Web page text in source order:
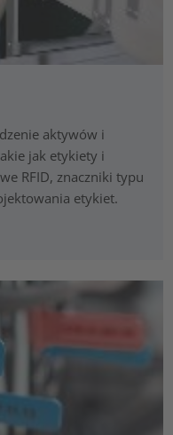
aktywów i
jak etykiety i
RFID, znaczniki typu
etykiet.